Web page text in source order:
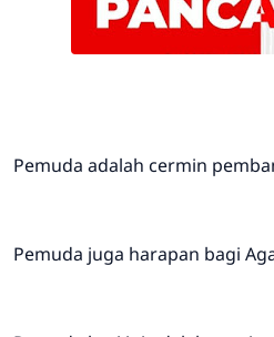
Pemuda adalah cermin
Pemuda juga harapan bagi